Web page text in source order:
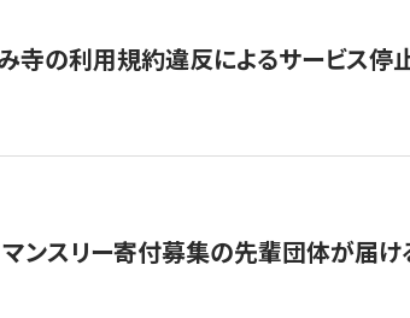
寺の利用規約違反によるサービス停
ンスリー寄付募集の先輩団体が届